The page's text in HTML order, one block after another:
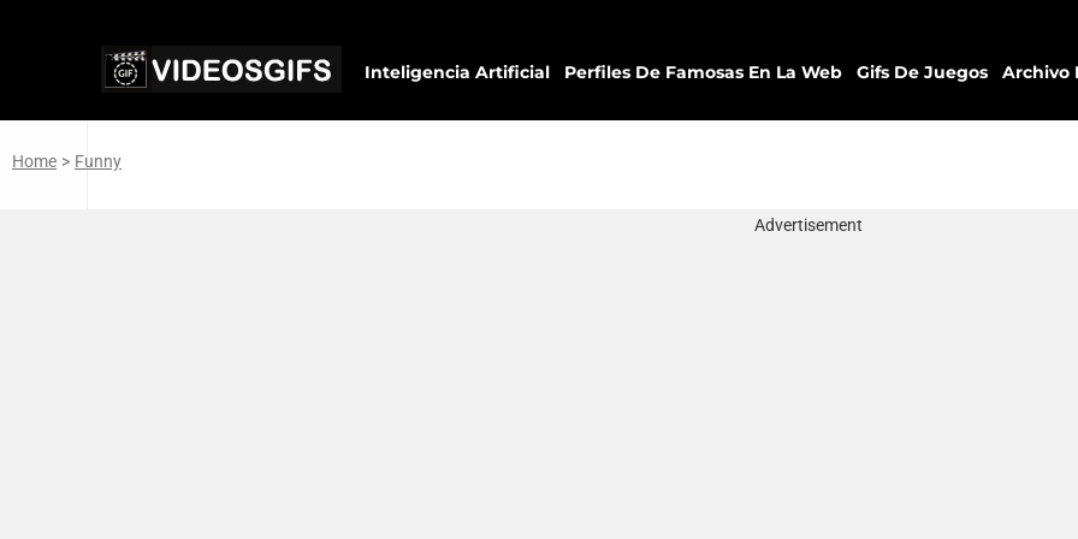
Inteligencia Artificial Perfiles De Famosas En La Web Gifs De Juegos Archivo
Home > Funny
Advertisement